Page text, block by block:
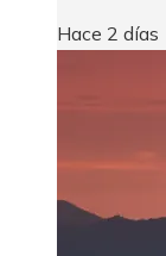
Hace 2 días